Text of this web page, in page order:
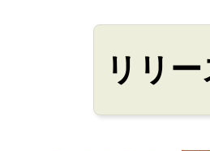
リリ